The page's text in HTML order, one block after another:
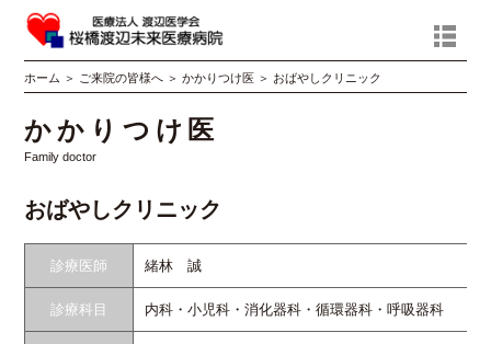
ホーム ＞ ご来院の皆様へ ＞かかりつけ医 ＞ おばやしクリニック
かかりつけ医
Family doctor
おばやしクリニック
診療医師 緒林 誠
診療科目 内科・小児科・消化器科・循環器科・呼吸器科